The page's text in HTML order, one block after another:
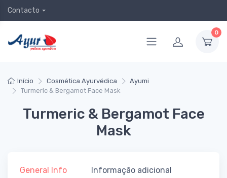
Contacto
0
Início Cosmética Ayurvédica
Ayumi
Turmeric & Bergamot Face Mask
Turmeric & Bergamot Face
Mask
General Info Informação adicional